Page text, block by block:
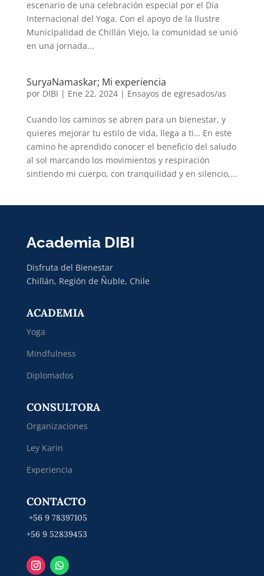
escenario de una celebración especial por el Día
Internacional del Yoga. Con el apoyo de la Ilustre
Municipalidad de Chillán Viejo, la comunidad se unió
en una jornada...
SuryaNamaskar; Mi experiencia
por DIBI | Ene 22, 2024| Ensayos de egresados/as
Cuando los caminos se abren para un bienestar, y
quieres mejorar tu estilo de vida, llega a ti… En este
camino he aprendido conocer el beneficio del saludo
al sol marcando los movimientos y respiración
sintiendo mi cuerpo, con tranquilidad y en silencio,...
Academia DIBI
Disfruta del Bienestar
Chillán, Región de Ñuble, Chile
ACADEMIA
Yoga
Mindfulness
Diplomados
CONSULTORA
Organizaciones
Ley Karin
Experiencia
CONTACTO
+56 9 78397105
+56 9 52839453